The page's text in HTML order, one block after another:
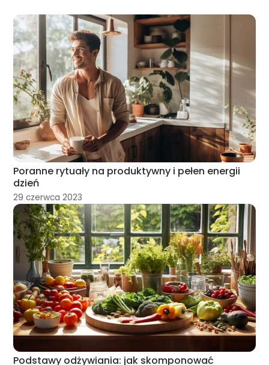
Poranne rytuały na produktywny i pełen energii
dzień
29 czerwca 2023
Podstawy odżywiania: jak skomponować